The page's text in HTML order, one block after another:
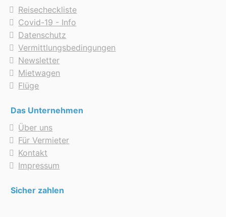
Reisecheckliste
Covid-19 - Info
Datenschutz
Vermittlungsbedingungen
Newsletter
Mietwagen
Flüge
Das Unternehmen
Über uns
Für Vermieter
Kontakt
Impressum
Sicher zahlen